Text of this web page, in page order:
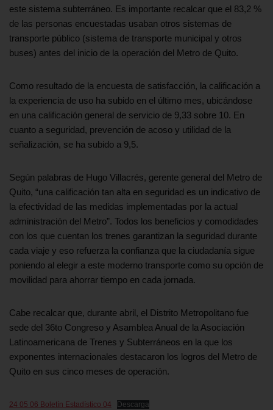
este sistema subterráneo. Es importante recalcar que el 83,2 %
de las personas encuestadas usaban otros sistemas de
transporte público (sistema de transporte municipal y otros
buses) antes del inicio de la operación del Metro de Quito.
Como resultado de la encuesta de satisfacción, la calificación a
la experiencia de uso ha subido en el último mes, ubicándose
en una calificación general de servicio de 9,33 sobre 10. En
cuanto a seguridad, prevención de acoso y utilidad de la
señalización, se ha subido a 9,5.
Según palabras de Hugo Villacrés, gerente general del Metro de
Quito, “una calificación tan alta en seguridad es un indicativo de
la efectividad de las medidas implementadas por la actual
administración del Metro”. Todos los beneficios y comodidades
con los que cuentan los trenes garantizan la seguridad durante
cada viaje y eso refuerza la confianza que la ciudadanía sigue
poniendo al elegir a este moderno transporte como su opción de
movilidad para ahorrar tiempo en cada jornada.
Cabe recalcar que, durante abril, el Distrito Metropolitano fue
sede del 36to Congreso y Asamblea Anual de la Asociación
Latinoamericana de Trenes y Subterráneos en la que los
exponentes internacionales destacaron los logros del Metro de
Quito en sus cinco meses de operación.
24 05 06 Boletín Estadístico 04 Descarga